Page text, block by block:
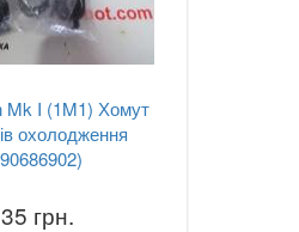
Mk I (1M1) Хомут
охолодження
грн.